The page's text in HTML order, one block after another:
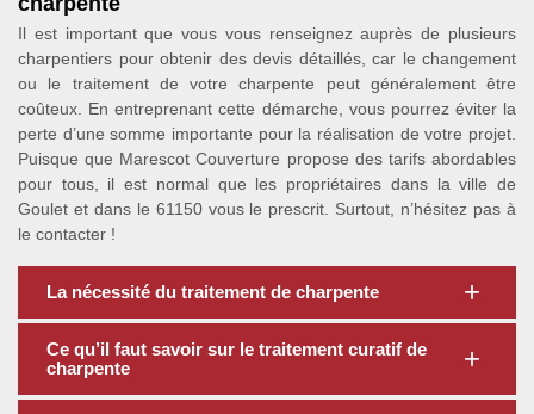
Il est important que vous vous renseignez auprès de plusieurs
charpentiers pour obtenir des devis détaillés, car le changement
ou le traitement de votre charpente peut généralement être
coûteux. En entreprenant cette démarche, vous pourrez éviter la
perte d’une somme importante pour la réalisation de votre projet.
Puisque que Marescot Couverture propose des tarifs abordables
pour tous, il est normal que les propriétaires dans la ville de
Goulet et dans le 61150 vous le prescrit. Surtout, n’hésitez pas à
le contacter !
La nécessité du traitement de charpente
Ce qu’il faut savoir sur le traitement curatif de
charpente